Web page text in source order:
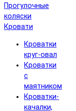
Прогулочные
коляски
Кровати
Кроватки
круг-овал
Кроватки
с
маятником
Кроватки-
качалки,